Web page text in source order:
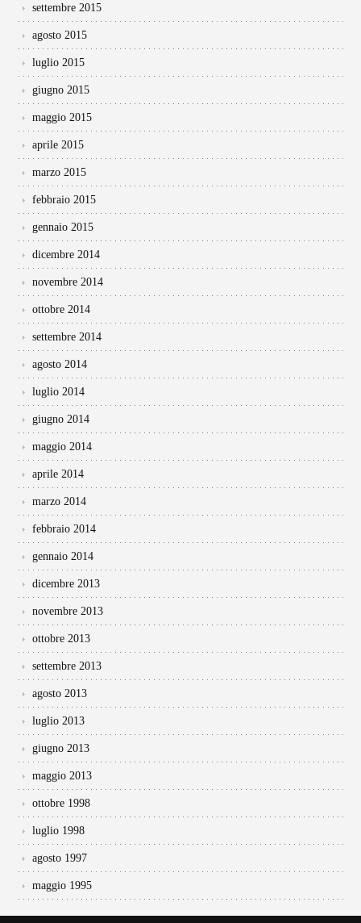
settembre 2015
agosto 2015
luglio 2015
giugno 2015
maggio 2015
aprile 2015
marzo 2015
febbraio 2015
gennaio 2015
dicembre 2014
novembre 2014
ottobre 2014
settembre 2014
agosto 2014
luglio 2014
giugno 2014
maggio 2014
aprile 2014
marzo 2014
febbraio 2014
gennaio 2014
dicembre 2013
novembre 2013
ottobre 2013
settembre 2013
agosto 2013
luglio 2013
giugno 2013
maggio 2013
ottobre 1998
luglio 1998
agosto 1997
maggio 1995